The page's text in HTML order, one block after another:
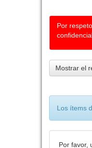
Por
Mostrar el
Los ítems
Por favor,